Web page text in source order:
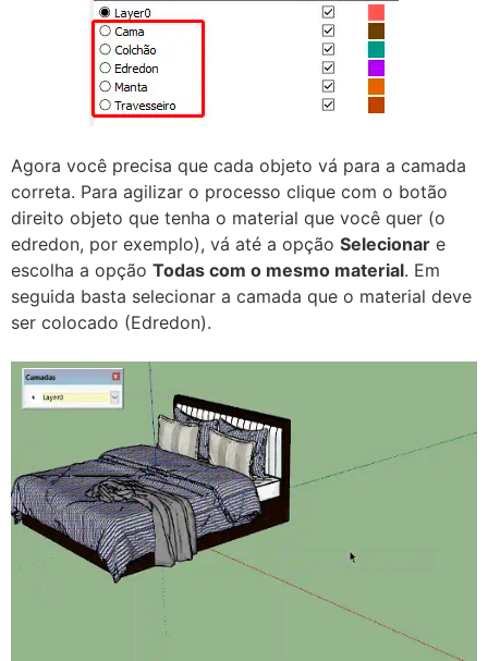
Agora você precisa que cada objeto vá para a camada
correta. Para agilizar o processo clique com o botão
direito objeto que tenha o material que você quer (o
edredon, por exemplo), vá até a opção Selecionar e
escolha a opção Todas com o mesmo material. Em
seguida basta selecionar a camada que o material deve
ser colocado (Edredon).